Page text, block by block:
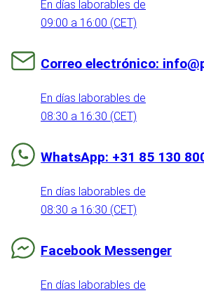
En días laborables de
09:00 a 16:00 (CET)
Correo electrónico:
En días laborables de
08:30 a 16:30 (CET)
WhatsApp: +31 85 130
En días laborables de
08:30 a 16:30 (CET)
Facebook Messenger
En días laborables de